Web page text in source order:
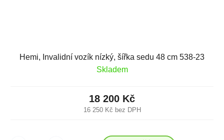
Hemi, Invalidní vozík nízký, šířka sedu 48 cm 538-23
Skladem
16 250 Kč bez DPH
18 200 Kč